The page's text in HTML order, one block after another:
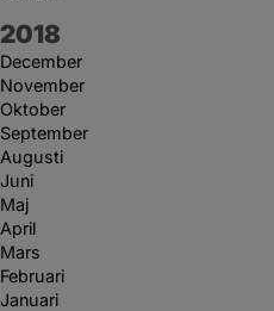
År:
2018
December
November
Oktober
September
Augusti
Juni
Maj
April
Mars
Februari
Januari